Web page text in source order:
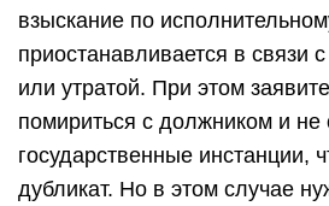
взыскание по
приостанавливается в связи
или утратой. При этом
помириться с должником и не
государственные инстанции,
дубликат. Но в этом случае